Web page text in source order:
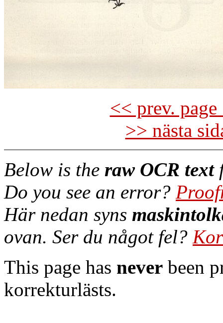
<< prev.
>> nästa
Below is the raw OCR text
Do you see an error?
Här nedan syns
ovan. Ser du något fel?
This page has never been
korrekturlästs.